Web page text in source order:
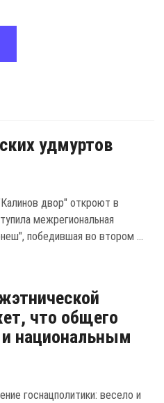
удмуртов
двор" откроют в
межрегиональная
победившая во втором ...
что общего
национальным
госнацполитики: весело и